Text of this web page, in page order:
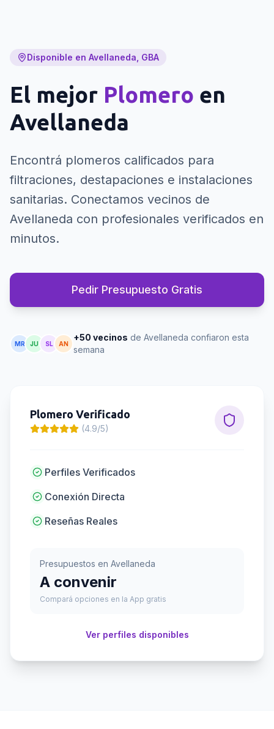
Disponible en Avellaneda, GBA
El mejor Plomero en
Avellaneda
Encontrá plomeros calificados para
filtraciones, destapaciones e instalaciones
sanitarias. Conectamos vecinos de
Avellaneda con profesionales verificados en
minutos.
Pedir Presupuesto Gratis
MR JU SL AN
+50 vecinos de Avellaneda confiaron esta
semana
Plomero Verificado
(4.9/5)
Perfiles Verificados
Conexión Directa
Reseñas Reales
Presupuestos en Avellaneda
A convenir
Compará opciones en la App gratis
Ver perfiles disponibles